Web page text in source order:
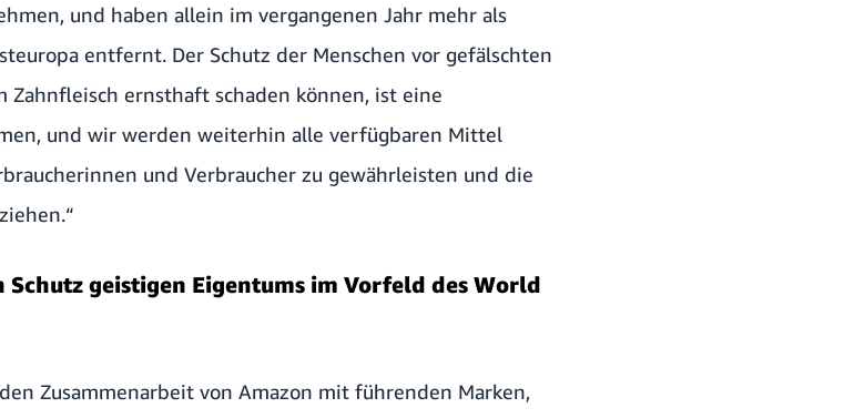
und haben allein im vergangenen Jahr mehr als
entfernt. Der Schutz der Menschen vor gefälschten
ernsthaft schaden können, ist eine
und wir werden weiterhin alle verfügbaren Mittel
und Verbraucher zu gewährleisten und die
geistigen Eigentums im Vorfeld des World
Zusammenarbeit von Amazon mit führenden Marken,